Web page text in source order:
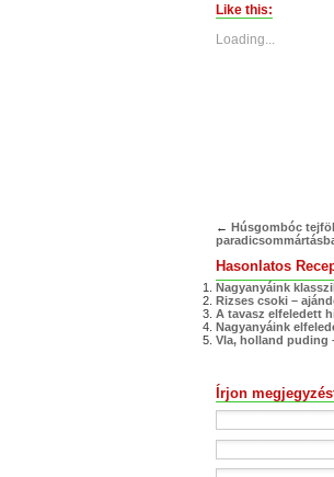
(Opens
in
new
Like this:
Loading...
← Húsgombóc
Hasonlatos
Nagyanyáink
Rizses csoki –
A tavasz elfeledett
Nagyanyáink
Vla, holland puding
Írjon